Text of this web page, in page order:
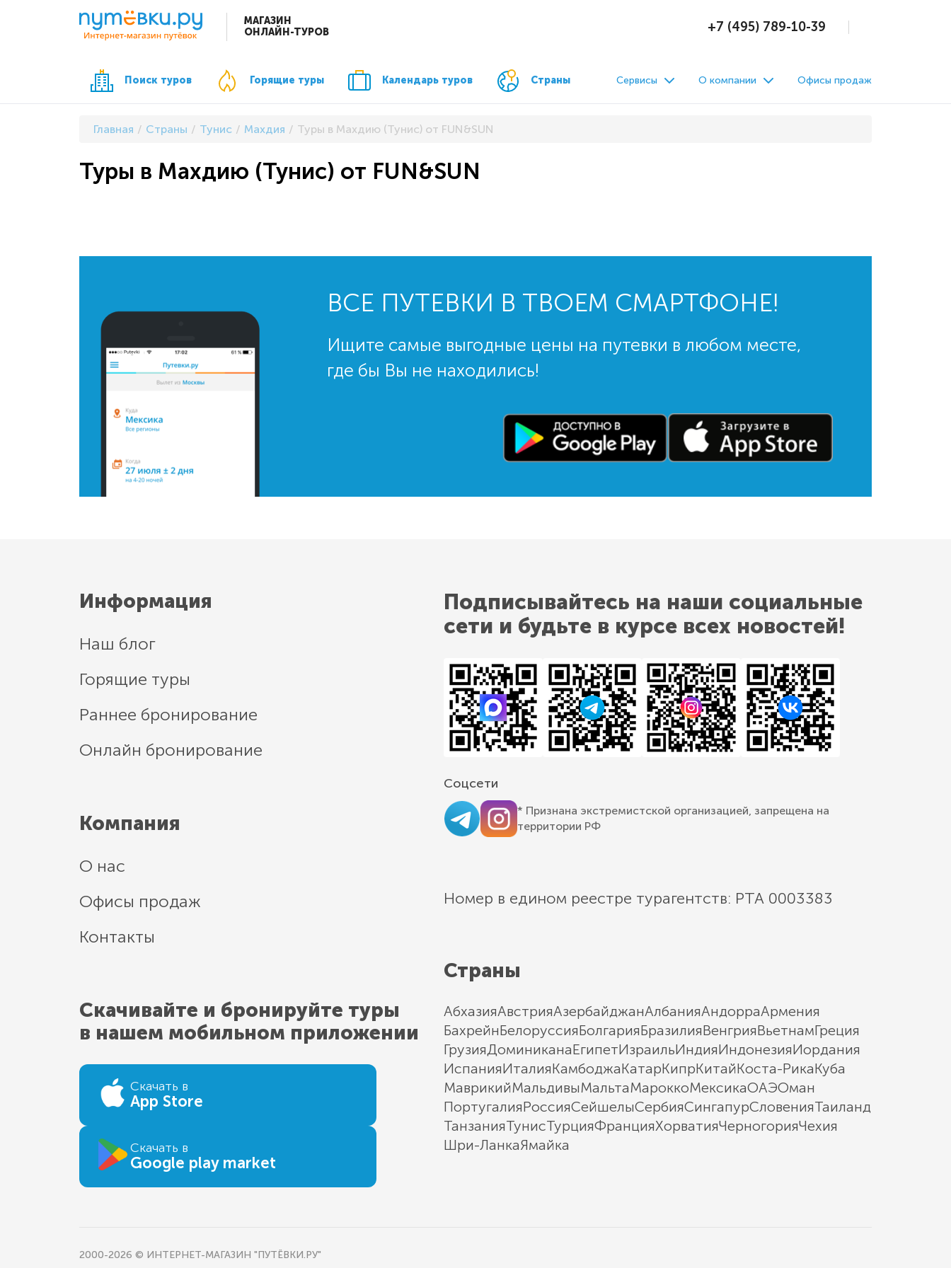
МАГАЗИН
ОНЛАЙН-ТУРОВ
+7 (495) 789-10-39
Поиск туров Горящие туры Календарь туров Страны Сервисы О компании Офисы продаж
Главная Страны Тунис Махдия Туры в Махдию (Тунис) от FUN&SUN
Туры в Махдию (Тунис) от FUN&SUN
ВСЕ ПУТЕВКИ В ТВОЕМ СМАРТФОНЕ!
Ищите самые выгодные цены на путевки в любом месте,
где бы Вы не находились!
Информация
Наш блог
Горящие туры
Раннее бронирование
Онлайн бронирование
Компания
О нас
Офисы продаж
Контакты
Скачивайте и бронируйте туры
в нашем мобильном приложении
Скачать в
App Store
Скачать в
Google play market
Подписывайтесь на наши социальные
сети и будьте в курсе всех новостей!
Соцсети
* Признана экстремистской организацией, запрещена на
территории РФ
Номер в едином реестре турагентств: РТА 0003383
Страны
АбхазияАвстрияАзербайджанАлбанияАндорраАрмения
БахрейнБелоруссияБолгарияБразилияВенгрияВьетнамГреция
ГрузияДоминиканаЕгипетИзраильИндияИндонезияИордания
ИспанияИталияКамбоджаКатарКипрКитайКоста-РикаКуба
МаврикийМальдивыМальтаМароккоМексикаОАЭОман
ПортугалияРоссияСейшелыСербияСингапурСловенияТаиланд
ТанзанияТунисТурцияФранцияХорватияЧерногорияЧехия
Шри-ЛанкаЯмайка
2000-2026 © ИНТЕРНЕТ-МАГАЗИН "ПУТЁВКИ.РУ"